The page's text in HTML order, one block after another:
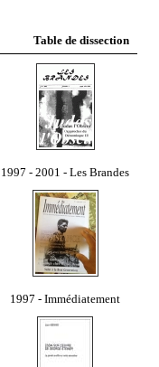
Table de dissection
1997 - 2001 - Les Brandes
1997 - Immédiatement